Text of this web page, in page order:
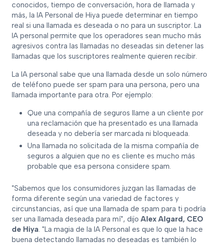
conocidos, tiempo de conversación, hora de llamada y
más, la IA Personal de Hiya puede determinar en tiempo
real si una llamada es deseada o no para un suscriptor. La
IA personal permite que los operadores sean mucho más
agresivos contra las llamadas no deseadas sin detener las
llamadas que los suscriptores realmente quieren recibir.
La IA personal sabe que una llamada desde un solo número
de teléfono puede ser spam para una persona, pero una
llamada importante para otra. Por ejemplo:
Que una compañía de seguros llame a un cliente por
una reclamación que ha presentado es una llamada
deseada y no debería ser marcada ni bloqueada.
Una llamada no solicitada de la misma compañía de
seguros a alguien que no es cliente es mucho más
probable que esa persona considere spam.
"Sabemos que los consumidores juzgan las llamadas de
forma diferente según una variedad de factores y
circunstancias, así que una llamada de spam para ti podría
ser una llamada deseada para mí", dijo Alex Algard, CEO
de Hiya. "La magia de la IA Personal es que lo que la hace
buena detectando llamadas no deseadas es también lo